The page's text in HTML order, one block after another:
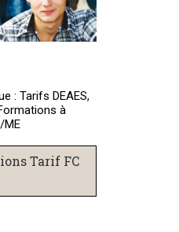
: Tarifs DEAES,
à
ME
Tarif FC